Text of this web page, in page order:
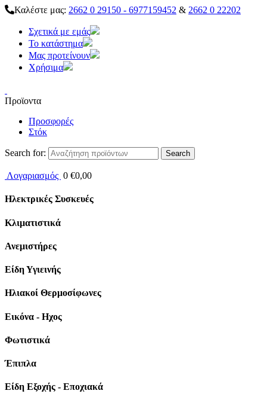
Καλέστε μας: 2662 0 29150 - 6977159452 & 2662 0 22202
Σχετικά με εμάς
Το κατάστημα
Μας προτείνουν
Χρήσιμα
Προϊοντα
Προσφορές
Στόκ
Search for:
Λογαριασμός 0 €0,00
Ηλεκτρικές Συσκευές
Κλιματιστικά
Ανεμιστήρες
Είδη Υγιεινής
Ηλιακοί Θερμοσίφωνες
Εικόνα - Ηχος
Φωτιστικά
Έπιπλα
Είδη Εξοχής - Εποχιακά